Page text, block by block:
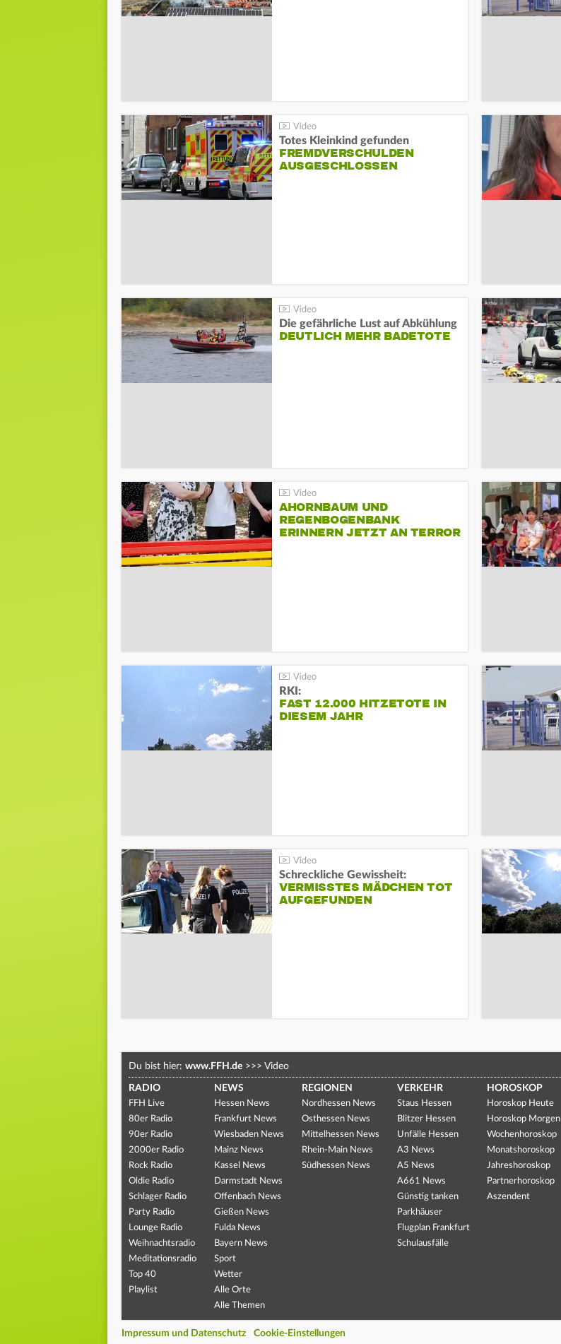
Totes Kleinkind gefunden
FREMDVERSCHULDEN
AUSGESCHLOSSEN
Die gefährliche Lust auf Abkühlung
DEUTLICH MEHR BADETOTE
AHORNBAUM UND
REGENBOGENBANK
ERINNERN JETZT AN TERROR
RKI:
FAST 12.000 HITZETOTE IN
DIESEM JAHR
Schreckliche Gewissheit:
VERMISSTES MÄDCHEN TOT
AUFGEFUNDEN
Du bist hier: www.FFH.de >>> Video
RADIO
FFH Live
80er Radio
90er Radio
2000er Radio
Rock Radio
Oldie Radio
Schlager Radio
Party Radio
Lounge Radio
Weihnachtsradio
Meditationsradio
Top 40
Playlist
NEWS
Hessen News
Frankfurt News
Wiesbaden News
Mainz News
Kassel News
Darmstadt News
Offenbach News
Gießen News
Fulda News
Bayern News
Sport
Wetter
Alle Orte
Alle Themen
REGIONEN
Nordhessen News
Osthessen News
Mittelhessen News
Rhein-Main News
Südhessen News
VERKEHR
Staus Hessen
Blitzer Hessen
Unfälle Hessen
A3 News
A5 News
A661 News
Günstig tanken
Parkhäuser
Flugplan Frankfurt
Schulausfälle
HOROSKOP
Horoskop Heute
Horoskop Morgen
Wochenhoroskop
Monatshoroskop
Jahreshoroskop
Partnerhoroskop
Aszendent
Impressum und Datenschutz Cookie-Einstellungen